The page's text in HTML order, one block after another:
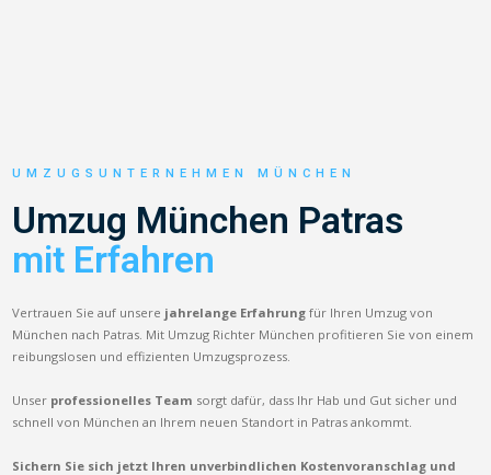
UMZUGSUNTERNEHMEN MÜNCHEN
Umzug München Patras
mit Erfahren
Vertrauen Sie auf unsere jahrelange Erfahrung für Ihren Umzug von
München nach Patras. Mit Umzug Richter München profitieren Sie von einem
reibungslosen und effizienten Umzugsprozess.
Unser professionelles Team sorgt dafür, dass Ihr Hab und Gut sicher und
schnell von München an Ihrem neuen Standort in Patras ankommt.
Sichern Sie sich jetzt Ihren unverbindlichen Kostenvoranschlag und